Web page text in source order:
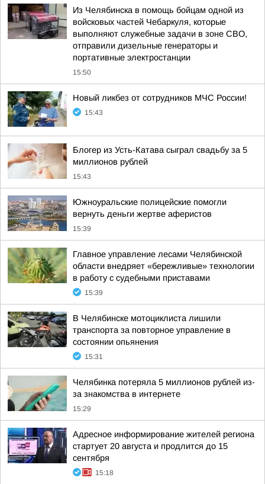
Из Челябинска в помощь бойцам одной из
войсковых частей Чебаркуля, которые
выполняют служебные задачи в зоне СВО,
отправили дизельные генераторы и
портативные электростанции
15:50
Новый ликбез от сотрудников МЧС России!
15:43
Блогер из Усть-Катава сыграл свадьбу за 5
миллионов рублей
15:43
Южноуральские полицейские помогли
вернуть деньги жертве аферистов
15:39
Главное управление лесами Челябинской
области внедряет «бережливые» технологии
в работу с судебными приставами
15:39
В Челябинске мотоциклиста лишили
транспорта за повторное управление в
состоянии опьянения
15:31
Челябинка потеряла 5 миллионов рублей из-
за знакомства в интернете
15:29
Адресное информирование жителей региона
стартует 20 августа и продлится до 15
сентября
15:18